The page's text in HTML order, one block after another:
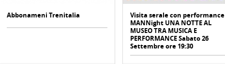
Abbonameni Trenitalia
Visita serale con performance
MANNight UNA NOTTE AL
MUSEO TRA MUSICA E
PERFORMANCE Sabato 26
Settembre ore 19:30